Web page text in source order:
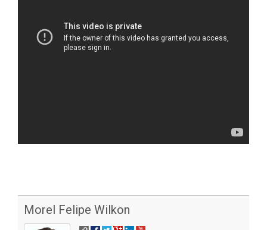
Morel Felipe Wilkon